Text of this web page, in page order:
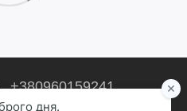
+380960159241